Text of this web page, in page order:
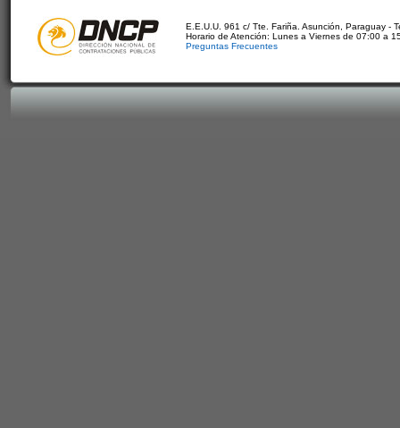
E.E.U.U. 961 c/ Tte. Fariña. Asunción, Paraguay -
Horario de Atención: Lunes a Viernes de 07:00 a
Preguntas Frecuentes